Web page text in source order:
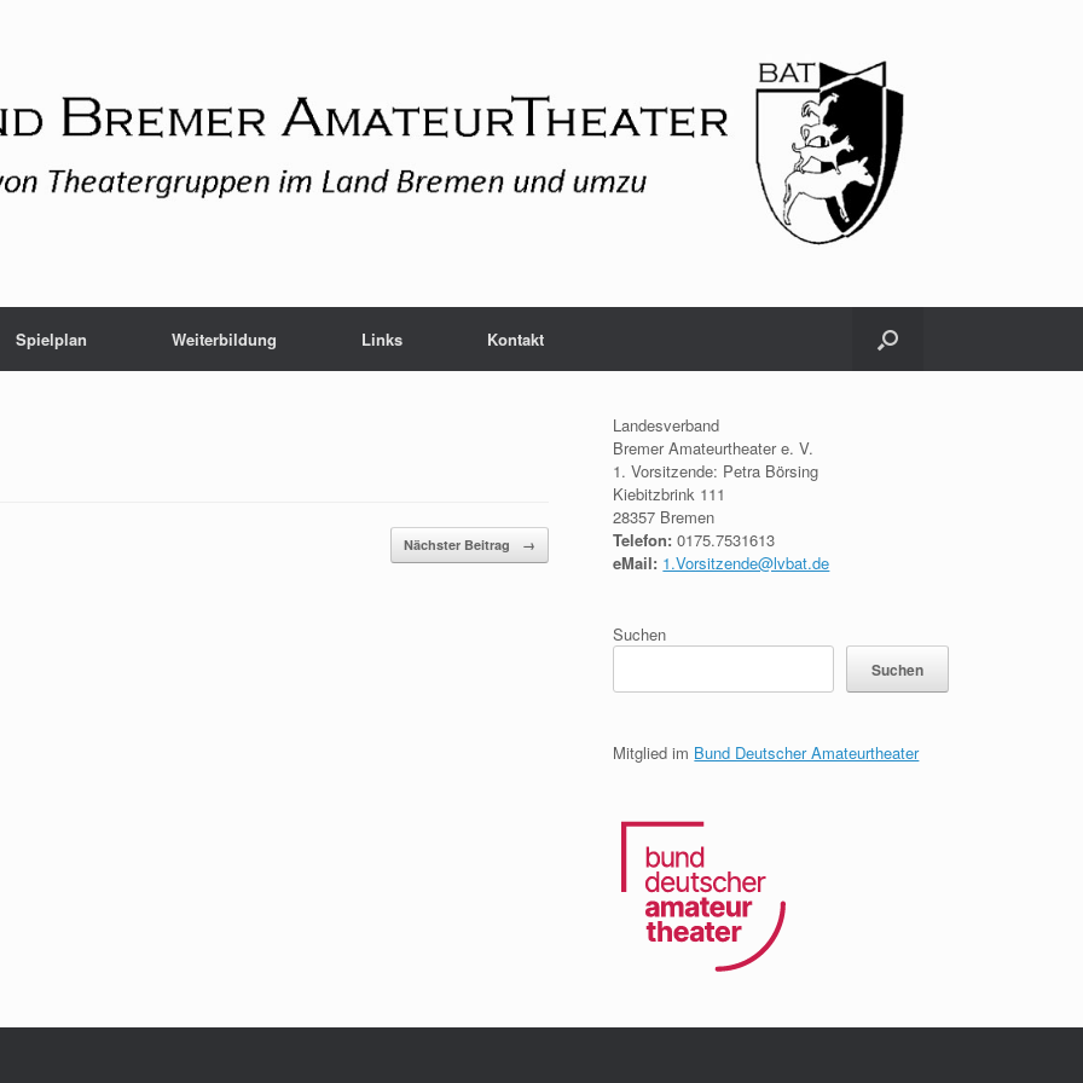
Spielplan Weiterbildung Links Kontakt
Nächster Beitrag →
Landesverband
Bremer Amateurtheater e. V.
1. Vorsitzende: Petra Börsing
Kiebitzbrink 111
28357 Bremen
Telefon: 0175.7531613
eMail: 1.Vorsitzende@lvbat.de
Suchen
Suchen
Mitglied im Bund Deutscher Amateurtheater